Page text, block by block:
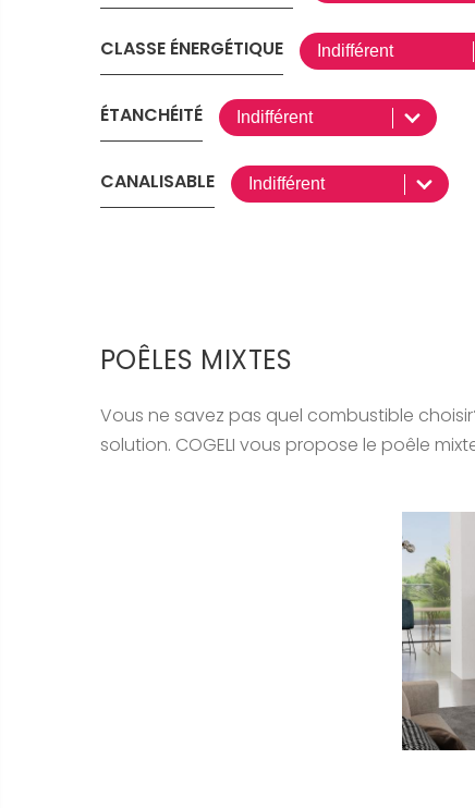
CLASSE ÉNERGÉTIQUE
ÉTANCHÉITÉ
CANALISABLE
POÊLES MIXTES
Vous ne savez pas quel combustible
solution. COGELI vous propose le poêle